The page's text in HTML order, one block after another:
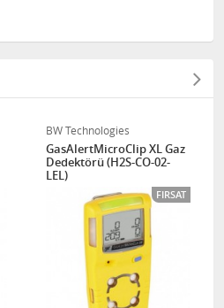
BW Technologies
GasAlertMicroClip XL Gaz
Dedektörü (H2S-CO-02-
LEL)
FIRSAT